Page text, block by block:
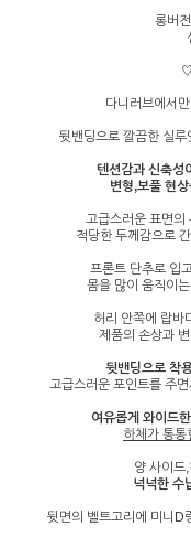
롱버
다니러브에서
뒷밴딩으로 깔끔한 실
텐션감과 신축성
변형,보풀 현
고급스러운 표면의
적당한 두께감으로
프론트 단추로 입
몸을 많이 움직이
허리 안쪽에 랍바
제품의 손상과
뒷밴딩으로 착
고급스러운 포인트를 주
여유롭게 와이드
하체가 통통
양 사이드
넉넉한 수
뒷면의 벨트고리에 미니D